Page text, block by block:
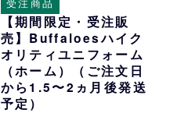
受注商品
【期間限定・受注販
売】Buffaloesハイク
オリティユニフォーム
（ホーム）（ご注文日
から1.5〜2ヵ月後発送
予定）